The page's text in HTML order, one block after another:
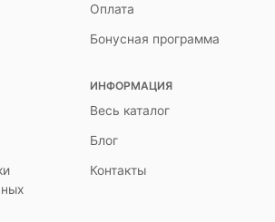
Оплата
Бонусная программа
ИНФОРМАЦИЯ
Весь каталог
Блог
Контакты